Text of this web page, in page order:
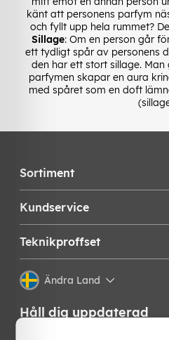
känt att personens parfym
och fyllt upp hela rummet?
Sillage: Om en person går
ett tydligt spår av personens
den har ett stort sillage.
parfymen skapar en aura
med spåret som en doft
Sortiment
Kundservice
Teknikproffset
Ändra Land
Håll dig uppdaterad